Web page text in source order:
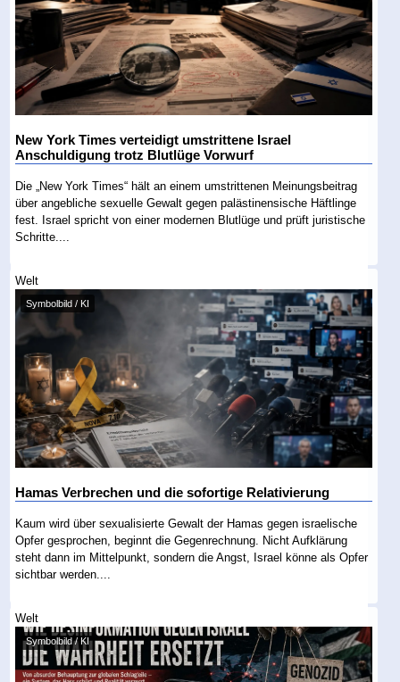
New York Times verteidigt umstrittene Israel
Anschuldigung trotz Blutlüge Vorwurf
Die „New York Times“ hält an einem umstrittenen Meinungsbeitrag
über angebliche sexuelle Gewalt gegen palästinensische Häftlinge
fest. Israel spricht von einer modernen Blutlüge und prüft juristische
Schritte....
Welt
Symbolbild / KI
Hamas Verbrechen und die sofortige Relativierung
Kaum wird über sexualisierte Gewalt der Hamas gegen israelische
Opfer gesprochen, beginnt die Gegenrechnung. Nicht Aufklärung
steht dann im Mittelpunkt, sondern die Angst, Israel könne als Opfer
sichtbar werden....
Welt
Symbolbild / KI